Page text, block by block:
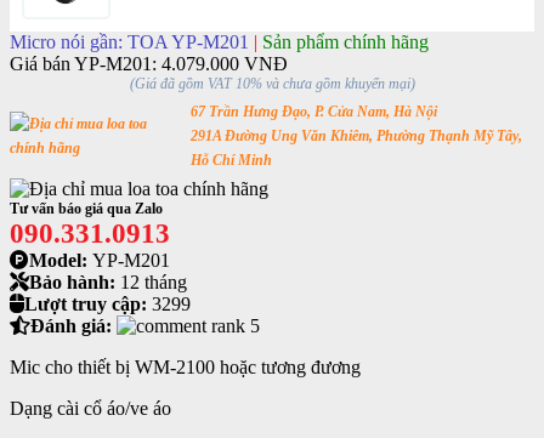
Micro nói gần: TOA YP-M201 | Sản phẩm chính hãng
Giá bán YP-M201: 4.079.000 VNĐ
(Giá đã gồm VAT 10% và chưa gồm khuyến mại)
67 Trần Hưng Đạo, P. Cửa Nam, Hà Nội
291A Đường Ung Văn Khiêm, Phường Thạnh Mỹ Tây,
Hỗ Chí Minh
Tư vấn báo giá qua Zalo
090.331.0913
Model: YP-M201
Bảo hành: 12 tháng
Lượt truy cập: 3299
Đánh giá:
Mic cho thiết bị WM-2100 hoặc tương đương
Dạng cài cổ áo/ve áo